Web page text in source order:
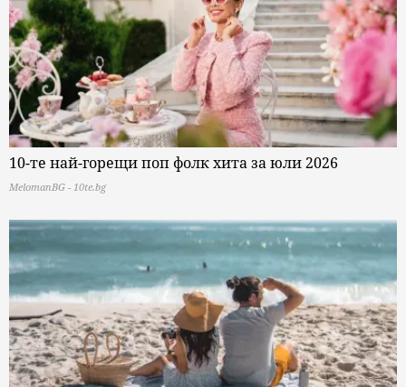
10-те най-горещи поп фолк хита за юли 2026
MelomanBG - 10te.bg